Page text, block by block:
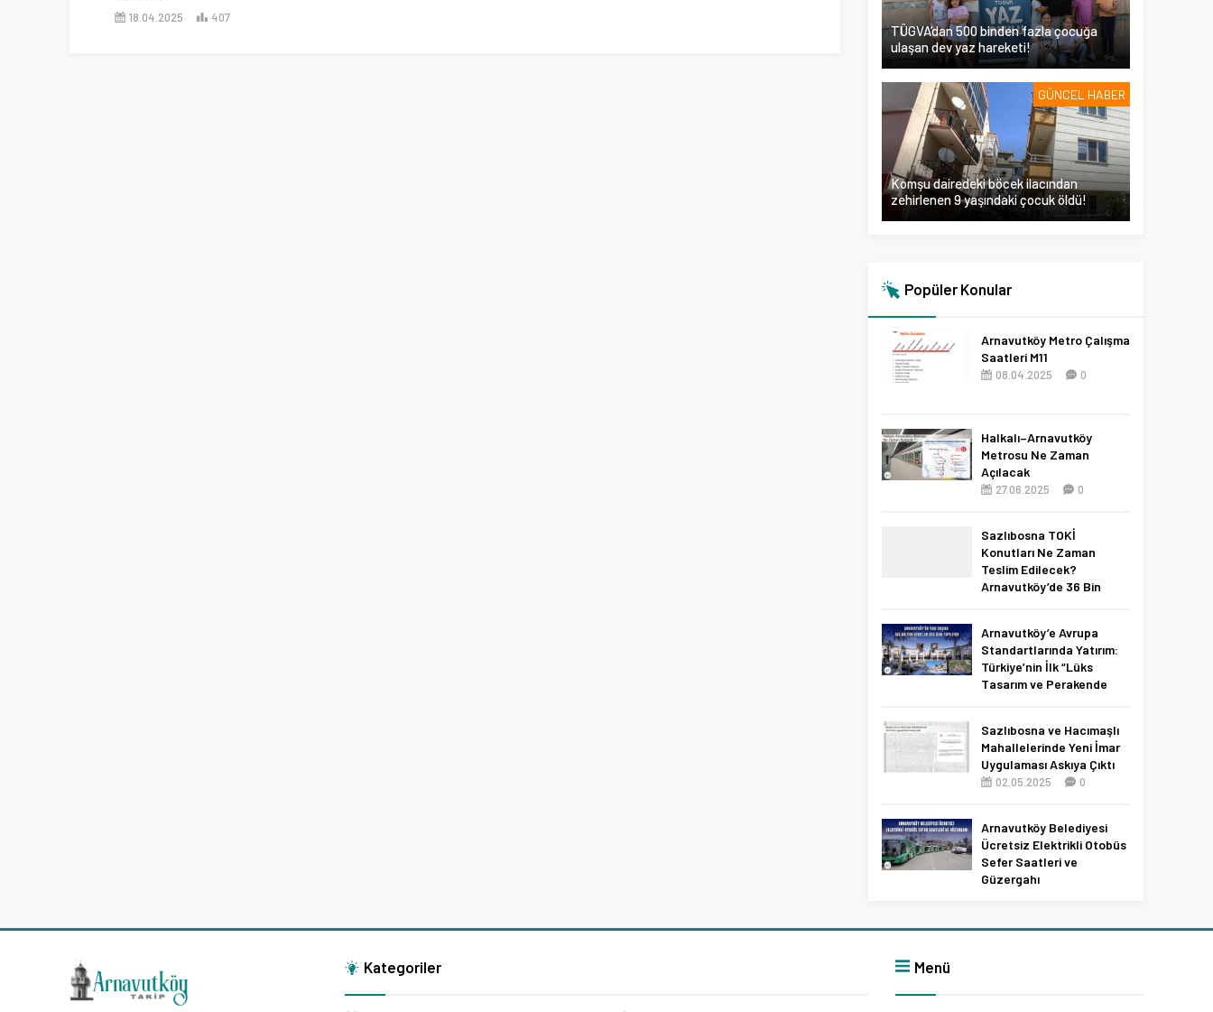
18.04.2025 407
TÜGVA’dan 500 binden fazla çocuğa
ulaşan dev yaz hareketi!
GÜNCEL HABER
Komşu dairedeki böcek ilacından
zehirlenen 9 yaşındaki çocuk öldü!
Popüler Konular
Arnavutköy Metro Çalışma
Saatleri M11
08.04.2025 0
Halkalı–Arnavutköy
Metrosu Ne Zaman
Açılacak
27.06.2025 0
Sazlıbosna TOKİ
Konutları Ne Zaman
Teslim Edilecek?
Arnavutköy’de 36 Bin
11.04.2026 0
Arnavutköy’e Avrupa
Standartlarında Yatırım:
Türkiye’nin İlk “Lüks
Tasarım ve Perakende
Sazlıbosna ve Hacımaşlı
Mahallelerinde Yeni İmar
Uygulaması Askıya Çıktı
02.05.2025 0
Arnavutköy Belediyesi
Ücretsiz Elektrikli Otobüs
Sefer Saatleri ve
Güzergahı
Kategoriler Menü